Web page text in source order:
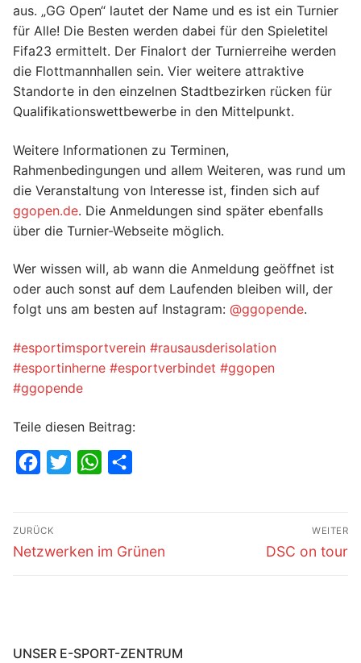
aus. „GG Open“ lautet der Name und es ist ein Turnier
für Alle! Die Besten werden dabei für den Spieletitel
Fifa23 ermittelt. Der Finalort der Turnierreihe werden
die Flottmannhallen sein. Vier weitere attraktive
Standorte in den einzelnen Stadtbezirken rücken für
Qualifikationswettbewerbe in den Mittelpunkt.
Weitere Informationen zu Terminen,
Rahmenbedingungen und allem Weiteren, was rund um
die Veranstaltung von Interesse ist, finden sich auf
ggopen.de. Die Anmeldungen sind später ebenfalls
über die Turnier-Webseite möglich.
Wer wissen will, ab wann die Anmeldung geöffnet ist
oder auch sonst auf dem Laufenden bleiben will, der
folgt uns am besten auf Instagram: @ggopende.
#esportimsportverein #rausausderisolation
#esportinherne #esportverbindet #ggopen
#ggopende
Teile diesen Beitrag:
Facebook
TwitterWhatsApp
Beitragsnavigation
ZURÜCK
Vorheriger
Netzwerken im Grünen
WEITER
Nächster
DSC on tour
UNSER E-SPORT-ZENTRUM